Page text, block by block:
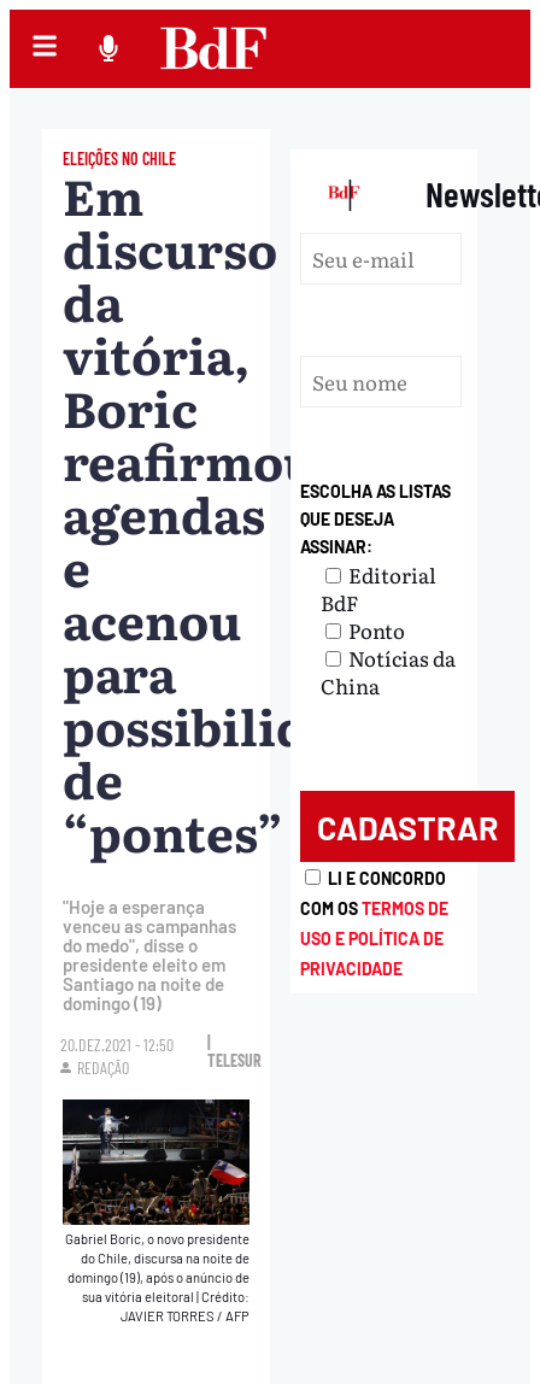
ELEIÇÕES NO CHILE
Em
discurso
da
vitória,
Boric
reafirmou
agendas
e
acenou
para
possibilidades
de
“pontes”
"Hoje a esperança
venceu as campanhas
do medo", disse o
presidente eleito em
Santiago na noite de
domingo (19)
20.DEZ.2021 - 12:50
REDAÇÃO
TELESUR
Gabriel Boric, o novo presidente
do Chile, discursa na noite de
domingo (19), após o anúncio de
sua vitória eleitoral|Crédito:
JAVIER TORRES / AFP
|
ESCOLHA AS LISTAS
QUE DESEJA
ASSINAR:
Editorial
BdF
Ponto
Notícias da
China
LI E CONCORDO
COM OSTERMOS DE
USO E POLÍTICA DE
PRIVACIDADE